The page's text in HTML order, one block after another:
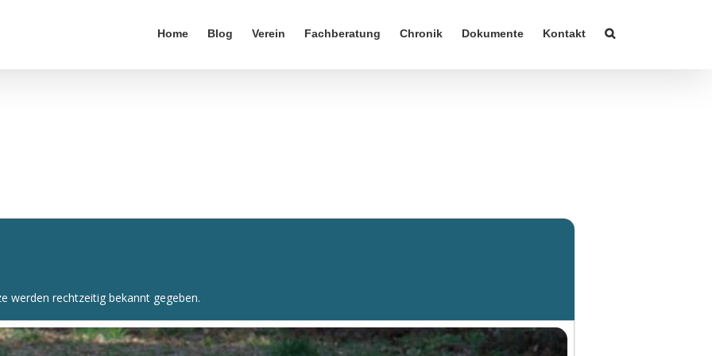
Home Blog Verein Fachberatung Chronik Dokumente Kontakt
werden rechtzeitig bekannt gegeben.